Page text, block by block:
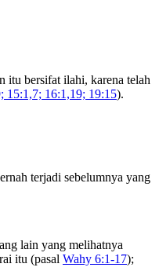
itu bersifat ilahi, karena telah
15:1,7; 16:1,19; 19:15).
terjadi sebelumnya yang
lain yang melihatnya
itu (pasal Wahy 6:1-17);